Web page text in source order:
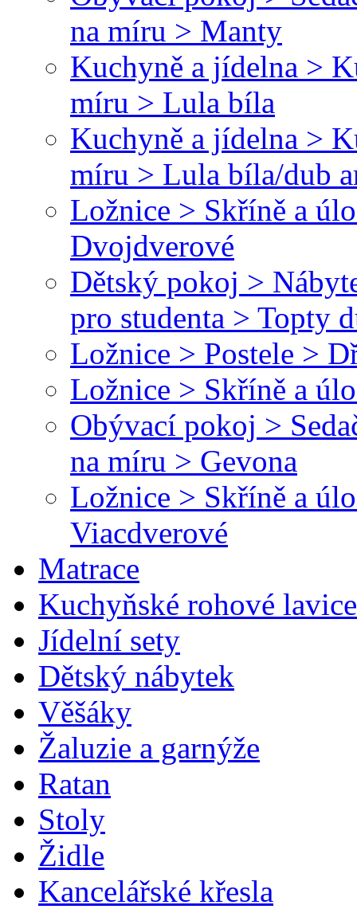
na míru > Manty
Kuchyně a jídelna >
míru > Lula bíla
Kuchyně a jídelna >
míru > Lula bíla/dub
Ložnice > Skříně a
Dvojdverové
Dětský pokoj >
pro studenta > Topty
Ložnice > Postele >
Ložnice > Skříně a
Obývací pokoj >
na míru > Gevona
Ložnice > Skříně a
Viacdverové
Matrace
Kuchyňské rohové lavice
Jídelní sety
Dětský nábytek
Věšáky
Žaluzie a garnýže
Ratan
Stoly
Židle
Kancelářské křesla